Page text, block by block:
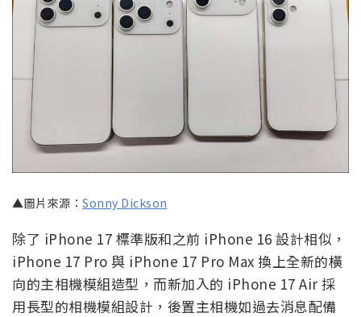
▲圖片來源： Sonny Dickson
除了 iPhone 17 標準版和之前 iPhone 16 設計相似，
iPhone 17 Pro 與 iPhone 17 Pro Max 換上全新的橫
向的主相機模組造型，而新加入的 iPhone 17 Air 採
用長型的相機模組設計，後置主相機如過去消息配備